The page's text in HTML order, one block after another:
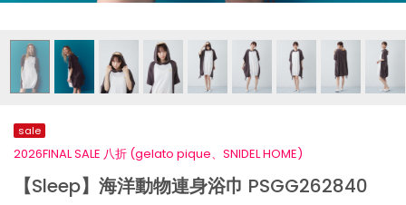
sale
2026FINAL SALE 八折 (gelato pique、SNIDEL HOME)
【Sleep】海洋動物連身浴巾 PSGG262840